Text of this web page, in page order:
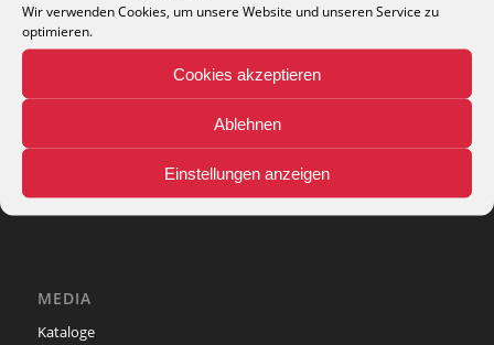
Wir verwenden Cookies, um unsere Website und unseren Service zu
optimieren.
Cookies akzeptieren
Ablehnen
Einstellungen anzeigen
INFO
MEDIA
Kataloge